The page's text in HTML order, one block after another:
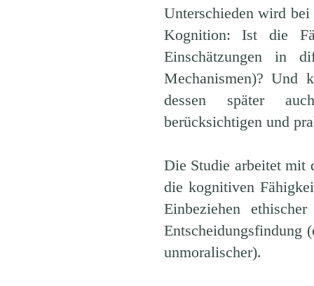
Unterschieden wird
Kognition: Ist die
Einschätzungen in
Mechanismen)? Und
dessen später
berücksichtigen und
Die Studie arbeitet mit
die kognitiven
Einbeziehen
Entscheidungsfindung
unmoralischer).